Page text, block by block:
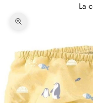
La
Zoom